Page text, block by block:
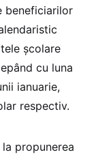
beneficiarilor
şcolare
cu luna
ianuarie,
respectiv.
propunerea